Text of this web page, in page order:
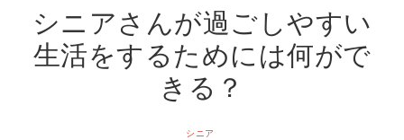
シニアさんが過ごしやすい
生活をするためには何がで
きる？
シニア